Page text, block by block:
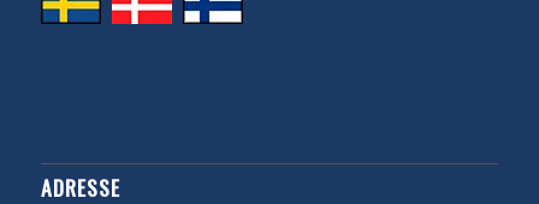
ADRESSE